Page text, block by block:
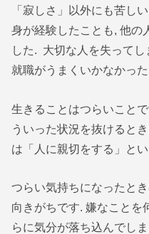
「寂しさ」以外にも苦し
身が経験したことも, 他の
した. 大切な人を失って
就職がうまくいかなかっ
生きることはつらいこと
ういった状況を抜けると
は「人に親切をする」と
つらい気持ちになったと
向きがちです. 嫌なことを
らに気分が落ち込んでし